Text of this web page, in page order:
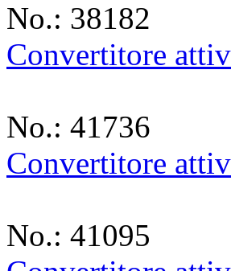
No.: 38182
Convertitore
No.: 41736
Convertitore
No.: 41095